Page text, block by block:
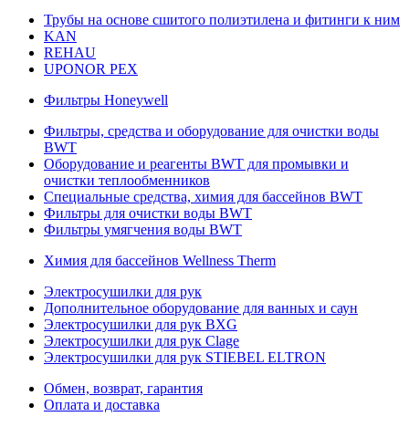
Трубы на основе сшитого полиэтилена и фитинги к ним
KAN
REHAU
UPONOR PEX
Фильтры Honeywell
Фильтры, средства и оборудование для очистки воды
BWT
Оборудование и реагенты BWT для промывки и
очистки теплообменников
Специальные средства, химия для бассейнов BWT
Фильтры для очистки воды BWT
Фильтры умягчения воды BWT
Химия для бассейнов Wellness Therm
Электросушилки для рук
Дополнительное оборудование для ванных и саун
Электросушилки для рук BXG
Электросушилки для рук Clage
Электросушилки для рук STIEBEL ELTRON
Обмен, возврат, гарантия
Оплата и доставка